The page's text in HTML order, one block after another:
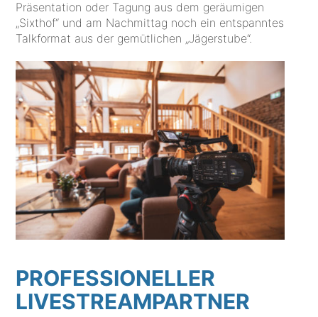
Präsentation oder Tagung aus dem geräumigen
„Sixthof“ und am Nachmittag noch ein entspanntes
Talkformat aus der gemütlichen „Jägerstube“.
PROFESSIONELLER
LIVESTREAMPARTNER